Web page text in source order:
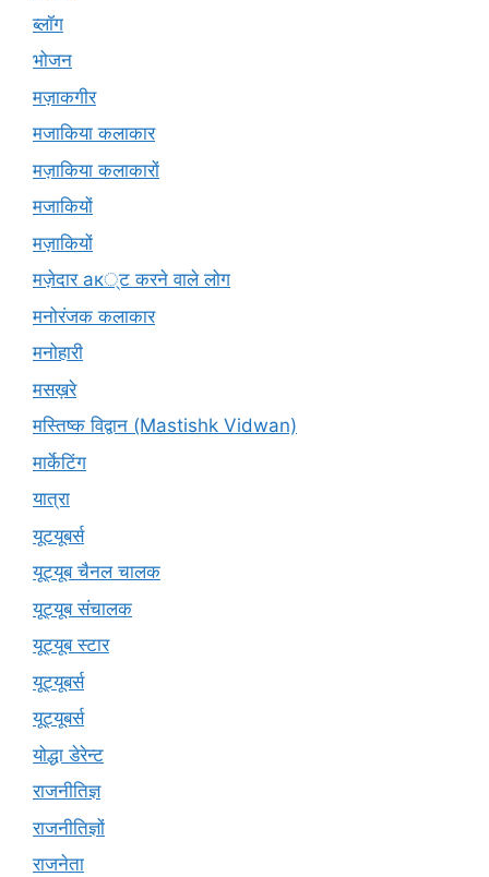
ब्लॉग
भोजन
मज़ाकगीर
मजाकिया कलाकार
मज़ाकिया कलाकारों
मजाकियों
मज़ाकियों
मज़ेदार ак्ट करने वाले लोग
मनोरंजक कलाकार
मनोहारी
मसख़रे
मस्तिष्क विद्वान (Mastishk Vidwan)
मार्केटिंग
यात्रा
यूटयूबर्स
यूट्यूब चैनल चालक
यूट्यूब संचालक
यूट्यूब स्टार
यूट्यूबर्स
यूट्‍यूबर्स
योद्धा डेरेन्ट
राजनीतिज्ञ
राजनीतिज्ञों
राजनेता